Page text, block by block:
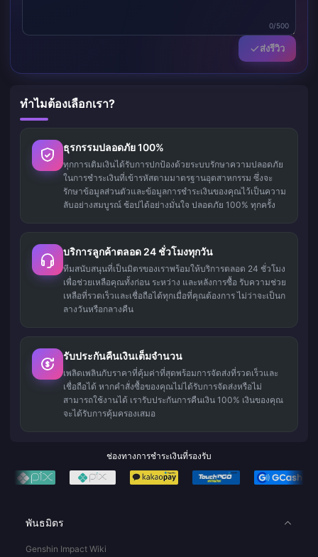
0/500
ส่งรีวิว
ทำไมต้องเลือกเรา?
ธุรกรรมปลอดภัย 100%
ทุกการเติมเงินได้รับการปกป้องด้วยระบบรักษาความปลอดภัย
ในการชำระเงินที่เข้ารหัสตามมาตรฐานอุตสาหกรรม ซึ่งจะ
รักษาข้อมูลส่วนตัวและข้อมูลการชำระเงินของคุณไว้เป็นความ
ลับอย่างสมบูรณ์ ช้อปได้อย่างมั่นใจ ปลอดภัย 100% ทุกครั้ง
บริการลูกค้าตลอด 24 ชั่วโมงทุกวัน
ทีมสนับสนุนที่เป็นมิตรของเราพร้อมให้บริการตลอด 24 ชั่วโมง
เพื่อช่วยเหลือคุณทั้งก่อน ระหว่าง และหลังการซื้อ รับความช่วย
เหลือที่รวดเร็วและเชื่อถือได้ทุกเมื่อที่คุณต้องการ ไม่ว่าจะเป็นก
ลางวันหรือกลางคืน
รับประกันคืนเงินเต็มจำนวน
เพลิดเพลินกับราคาที่คุ้มค่าที่สุดพร้อมการจัดส่งที่รวดเร็วและ
เชื่อถือได้ หากคำสั่งซื้อของคุณไม่ได้รับการจัดส่งหรือไม่
สามารถใช้งานได้ เรารับประกันการคืนเงิน 100% เงินของคุณ
จะได้รับการคุ้มครองเสมอ
ช่องทางการชำระเงินที่รองรับ
พันธมิตร
Genshin Impact Wiki